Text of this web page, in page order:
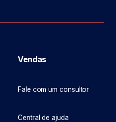
Vendas
Fale com um consultor
Central de ajuda